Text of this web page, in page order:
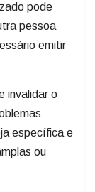
pode
pessoa
emitir
invalidar o
específica e
ou